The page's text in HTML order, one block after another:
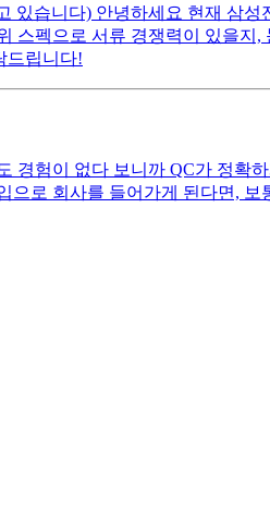
있습니다) 안녕하세요 현재 삼성
스펙으로 서류 경쟁력이 있을지,
드립니다!
험이 없다 보니까 QC가 정확
으로 회사를 들어가게 된다면, 보